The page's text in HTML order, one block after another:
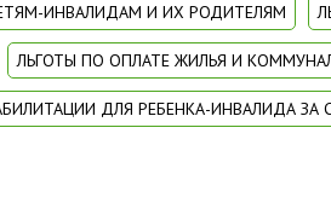
ИНВАЛИДАМ И ИХ РОДИТЕЛЯМ
ЛЬГОТЫ ПО ОПЛАТЕ ЖИЛЬЯ И
ДЛЯ РЕБЕНКА-ИНВАЛИДА